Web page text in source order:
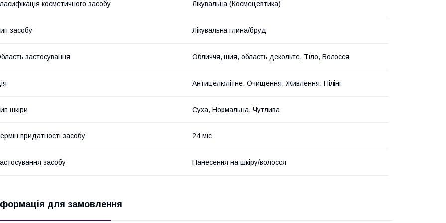
косметичного засобу Лікувальна (Космецевтика)
засобу Лікувальна глина/бруд
застосування Обличчя, шия, область декольте, Тіло, Волосся
Антицелюлітне, Очищення, Живлення, Пілінг
шкіри Суха, Нормальна, Чутлива
придатності засобу 24 міс
засобу Нанесення на шкіру/волосся
для замовлення